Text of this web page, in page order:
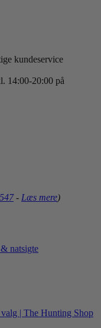
kundeservice
14:00-20:00 på
- Læs mere)
natsigte
| The Hunting Shop